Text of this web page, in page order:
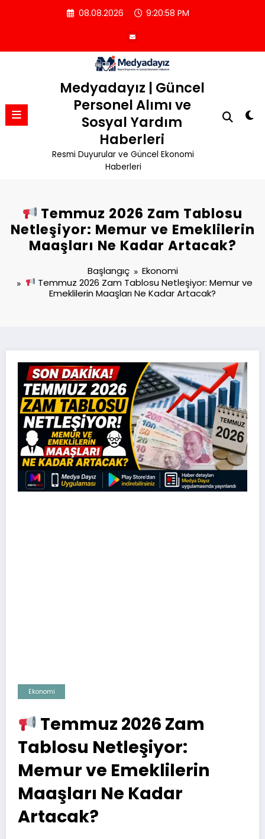
08.08.2026 9:20:59 PM
Medyadayız | Güncel
Personel Alımı ve
Sosyal Yardım
Haberleri
Resmi Duyurular ve Güncel Ekonomi
Haberleri
Temmuz 2026 Zam Tablosu
Netleşiyor: Memur ve Emeklilerin
Maaşları Ne Kadar Artacak?
Başlangıç
Ekonomi
Temmuz 2026 Zam Tablosu Netleşiyor: Memur ve
Emeklilerin Maaşları Ne Kadar Artacak?
Ekonomi
Temmuz 2026 Zam
Tablosu Netleşiyor:
Memur ve Emeklilerin
Maaşları Ne Kadar
Artacak?